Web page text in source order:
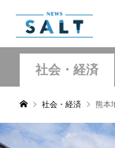
社会・経済
社会・経済 熊本